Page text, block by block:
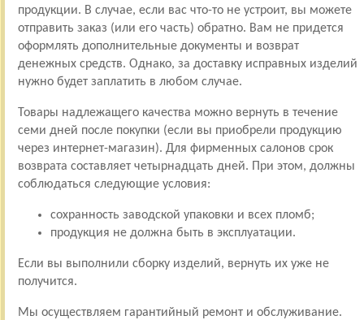
продукции. В случае, если вас что-то не устроит, вы можете
отправить заказ (или его часть) обратно. Вам не придется
оформлять дополнительные документы и возврат
денежных средств. Однако, за доставку исправных изделий
нужно будет заплатить в любом случае.
Товары надлежащего качества можно вернуть в течение
семи дней после покупки (если вы приобрели продукцию
через интернет-магазин). Для фирменных салонов срок
возврата составляет четырнадцать дней. При этом, должны
соблюдаться следующие условия:
сохранность заводской упаковки и всех пломб;
продукция не должна быть в эксплуатации.
Если вы выполнили сборку изделий, вернуть их уже не
получится.
Мы осуществляем гарантийный ремонт и обслуживание.